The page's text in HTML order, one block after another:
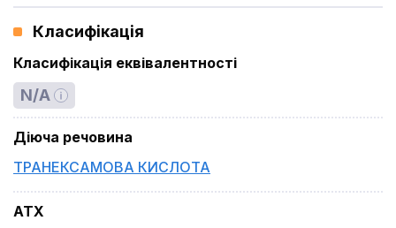
Класифікація
Класифікація еквівалентності
N/A
Діюча речовина
ТРАНЕКСАМОВА КИСЛОТА
ATX